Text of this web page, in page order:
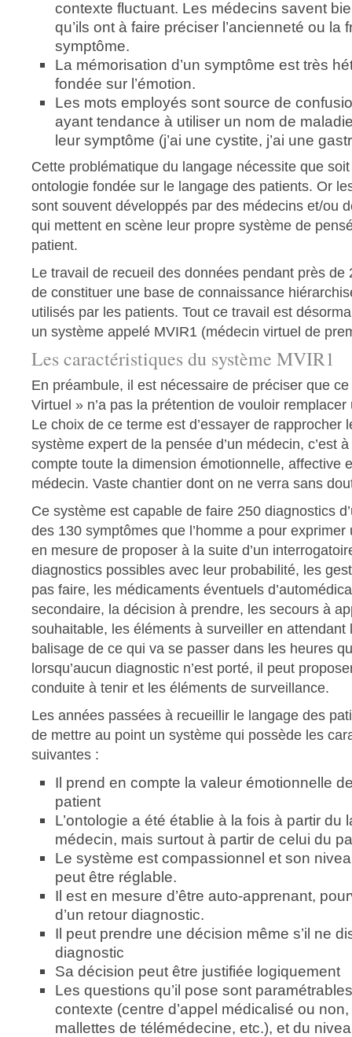
contexte fluctuant. Les médecins savent
qu’ils ont à faire préciser l’ancienneté ou la
symptôme.
La mémorisation d’un symptôme est très
fondée sur l’émotion.
Les mots employés sont source de
ayant tendance à utiliser un nom de
leur symptôme (j’ai une cystite, j’ai une
Cette problématique du langage nécessite que
ontologie fondée sur le langage des patients. Or
sont souvent développés par des médecins et/ou
qui mettent en scène leur propre système de
patient.
Le travail de recueil des données pendant près de
de constituer une base de connaissance
utilisés par les patients. Tout ce travail est
un système appelé MVIR1 (médecin virtuel de
Les caractéristiques du système MVIR1
En préambule, il est nécessaire de préciser que
Virtuel » n’a pas la prétention de vouloir
Le choix de ce terme est d’essayer de rapprocher
système expert de la pensée d’un médecin, c’est
compte toute la dimension émotionnelle, affective
médecin. Vaste chantier dont on ne verra sans
Ce système est capable de faire 250 diagnostics
des 130 symptômes que l’homme a pour
en mesure de proposer à la suite d’un
diagnostics possibles avec leur probabilité, les
pas faire, les médicaments éventuels
secondaire, la décision à prendre, les secours à
souhaitable, les éléments à surveiller en attendant
balisage de ce qui va se passer dans les heures
lorsqu’aucun diagnostic n’est porté, il peut
conduite à tenir et les éléments de surveillance.
Les années passées à recueillir le langage des
de mettre au point un système qui possède les
suivantes :
Il prend en compte la valeur émotionnelle
patient
L’ontologie a été établie à la fois à partir du
médecin, mais surtout à partir de celui du
Le système est compassionnel et son
peut être réglable.
Il est en mesure d’être auto-apprenant,
d’un retour diagnostic.
Il peut prendre une décision même s’il ne
diagnostic
Sa décision peut être justifiée logiquement
Les questions qu’il pose sont
contexte (centre d’appel médicalisé ou
mallettes de télémédecine, etc.), et du